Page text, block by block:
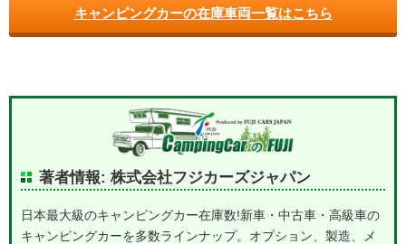
キャンピングカーの在庫車両一覧はこちら
著者情報: 株式会社フジカーズジャパン
日本最大級のキャンピングカー在庫数!新車・中古車・高級車の
キャンピングカーを多数ラインナップ。オプション、製造、メ